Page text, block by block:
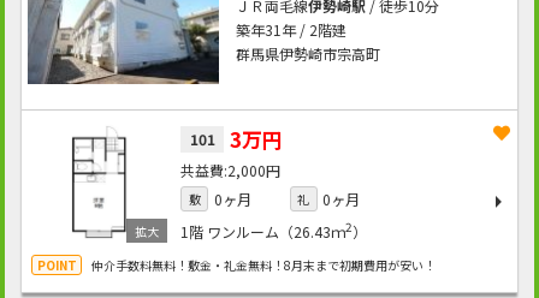
ＪＲ両毛線伊勢崎駅/ 徒歩10分
築年31年 / 2階建
群馬県伊勢崎市宗高町
101 3万円
2,000円
敷 0ヶ月 礼
0ヶ月
1階 ワンルーム（26.43ｍ2）
仲介手数料無料！敷金・礼金無料！8月末まで初期費用が安い！